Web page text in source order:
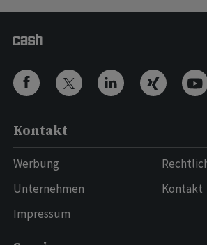
Kontakt
Werbung
Unternehmen
Impressum
Kontakt